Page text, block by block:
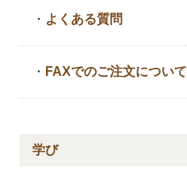
・ よくある質問
・ FAXでのご注文について
学び